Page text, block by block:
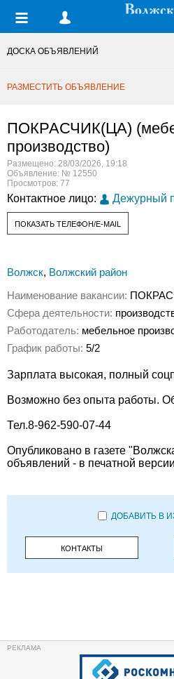
ДОСКА ОБЪЯВЛЕНИЙ
РАЗМЕСТИТЬ ОБЪЯВЛЕНИЕ
ПОКРАСЧИК(ЦА)
производство)
Размещено: 28/03/2026, 19:18
Объявление: № 12550
Просмотров: 77
Контактное лицо: Дежурный
ПОКАЗАТЬ ТЕЛЕФОН/E-MAIL
Волжск, Волжский район
Наименование вакансии:
Сфера деятельности:
Работодатель: мебельное
График работы: 5/2
Зарплата высокая, полный
Возможно без опыта работы.
Тел.8-962-590-07-44
Опубликовано в газете
объявлений - в печатной
ДОБАВИТЬ В
КОНТАКТЫ